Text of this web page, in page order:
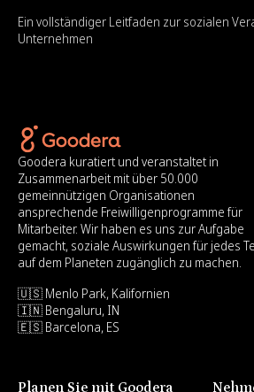
Ein vollständiger Leitfaden zur sozialen
Unternehmen
Goodera kuratiert und veranstaltet in
Zusammenarbeit mit über 50.000
gemeinnützigen Organisationen
ansprechende Freiwilligenprogramme für
Mitarbeiter. Wir haben es uns zur Aufgabe
gemacht, soziale Auswirkungen für jedes
auf dem Planeten zugänglich zu machen.
🇺🇸 Menlo Park, Kalifornien
🇮🇳 Bengaluru, IN
🇪🇸 Barcelona, ES
Planen Sie mit Goodera